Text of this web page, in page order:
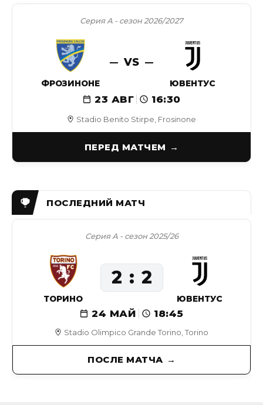
Stadio Benito Stirpe, Frosinone
Серия А - сезон 2026/2027
ФРОЗИНОНЕ
VS
ЮВЕНТУС
23 АВГ 16:30
ПЕРЕД МАТЧЕМ
Stadio Olimpico Grande Torino, Torino
Серия А - сезон 2025/26
24 МАЙ 18:45
ТОРИНО
2 2
ЮВЕНТУС
ПОСЛЕ МАТЧА